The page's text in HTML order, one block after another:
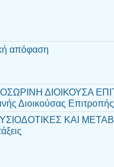
απόφαση
ΔΙΟΙΚΟΥΣΑ
Διοικούσας Επιτροπής
ΚΑΙ